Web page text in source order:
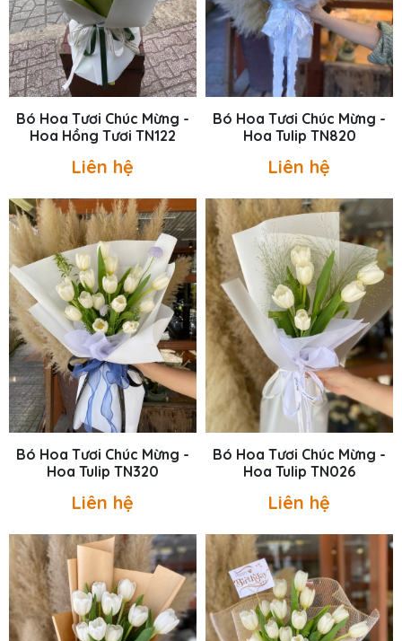
Bó Hoa Tươi Chúc Mừng -
Hoa Hồng Tươi TN122
Liên hệ
Bó Hoa Tươi Chúc Mừng -
Hoa Tulip TN820
Liên hệ
Bó Hoa Tươi Chúc Mừng -
Hoa Tulip TN320
Liên hệ
Bó Hoa Tươi Chúc Mừng -
Hoa Tulip TN026
Liên hệ